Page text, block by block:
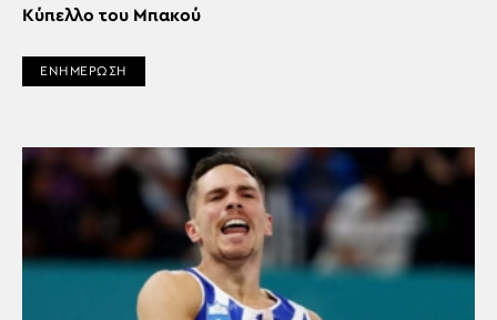
Κύπελλο του Μπακού
ΕΝΗΜΕΡΩΣΗ